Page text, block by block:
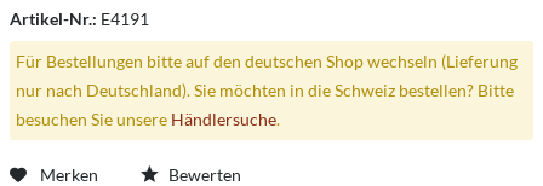
Artikel-Nr.: E4191
Für Bestellungen bitte auf den deutschen Shop wechseln (Lieferung
nur nach Deutschland). Sie möchten in die Schweiz bestellen? Bitte
besuchen Sie unsere Händlersuche.
Merken Bewerten